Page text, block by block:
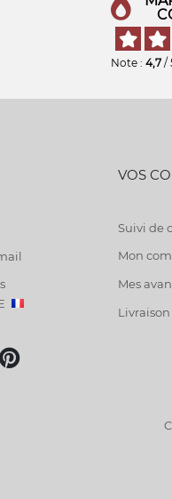
Note : 4,7 /
VOS
Suivi de
Mon
Mes